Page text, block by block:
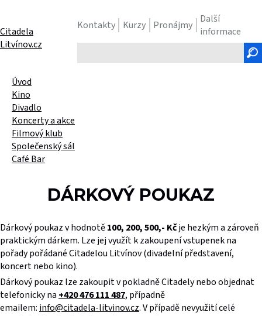
Kontakty Kurzy Pronájmy
Další
informace
text
Citadela
Litvínov.cz
Úvod
Kino
Divadlo
Koncerty a akce
Filmový klub
Společenský sál
Café Bar
DÁRKOVÝ POUKAZ
Dárkový poukaz v hodnotě100, 200, 500,- Kčje hezkým a zároveň
praktickým dárkem. Lze jej využít k zakoupení vstupenek na
pořady pořádané Citadelou Litvínov (divadelní představení,
koncert nebo kino).
Dárkový poukaz lze zakoupit v pokladně Citadely nebo objednat
telefonicky na +420 476 111 487, případně
emailem: info@citadela-litvinov.cz. V případě nevyužití celé